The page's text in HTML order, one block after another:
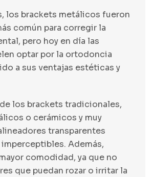
los brackets metálicos fueron
común para corregir la
pero hoy en día las
optar por la ortodoncia
a sus ventajas estéticas y
los brackets tradicionales,
o cerámicos y muy
transparentes
Además,
comodidad, ya que no
que puedan rozar o irritar la